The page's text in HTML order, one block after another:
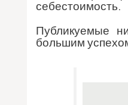
себестоимость.
Публикуемые
большим